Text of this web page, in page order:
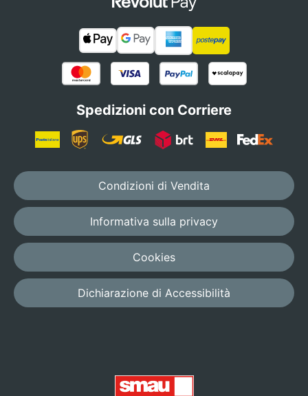
Spedizioni con Corriere
Condizioni di Vendita
Informativa sulla privacy
Cookies
Dichiarazione di Accessibilità